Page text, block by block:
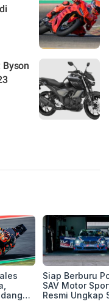
Byson
Siap Berburu
SAV Motor
Resmi Ungkap